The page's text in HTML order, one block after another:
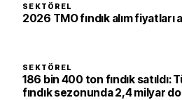
SEKTÖREL
2026 TMO fındık alım fiyatları
SEKTÖREL
186 bin 400 ton fındık
fındık sezonunda 2,4 milyar